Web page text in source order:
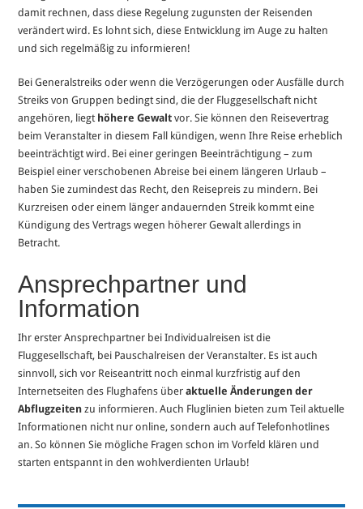
damit rechnen, dass diese Regelung zugunsten der Reisenden
verändert wird. Es lohnt sich, diese Entwicklung im Auge zu halten
und sich regelmäßig zu informieren!
Bei Generalstreiks oder wenn die Verzögerungen oder Ausfälle durch
Streiks von Gruppen bedingt sind, die der Fluggesellschaft nicht
angehören, liegt höhere Gewalt vor. Sie können den Reisevertrag
beim Veranstalter in diesem Fall kündigen, wenn Ihre Reise erheblich
beeinträchtigt wird. Bei einer geringen Beeinträchtigung – zum
Beispiel einer verschobenen Abreise bei einem längeren Urlaub –
haben Sie zumindest das Recht, den Reisepreis zu mindern. Bei
Kurzreisen oder einem länger andauernden Streik kommt eine
Kündigung des Vertrags wegen höherer Gewalt allerdings in
Betracht.
Ansprechpartner und
Information
Ihr erster Ansprechpartner bei Individualreisen ist die
Fluggesellschaft, bei Pauschalreisen der Veranstalter. Es ist auch
sinnvoll, sich vor Reiseantritt noch einmal kurzfristig auf den
Internetseiten des Flughafens überaktuelle Änderungen der
Abflugzeiten zu informieren. Auch Fluglinien bieten zum Teil aktuelle
Informationen nicht nur online, sondern auch auf Telefonhotlines
an. So können Sie mögliche Fragen schon im Vorfeld klären und
starten entspannt in den wohlverdienten Urlaub!